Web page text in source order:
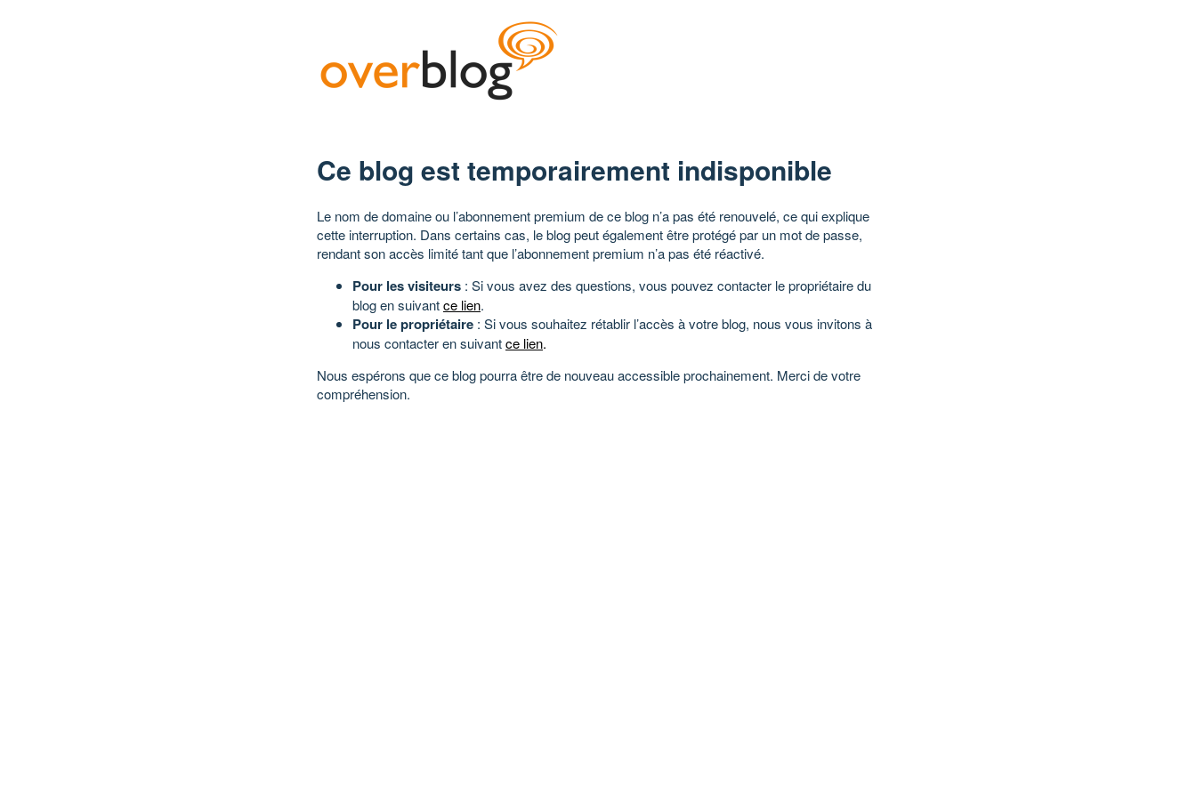
Ce blog est temporairement indisponible
Le nom de domaine ou l’abonnement premium de ce blog n’a pas été renouvelé, ce qui explique
cette interruption. Dans certains cas, le blog peut également être protégé par un mot de passe,
rendant son accès limité tant que l’abonnement premium n’a pas été réactivé.
Pour les visiteurs : Si vous avez des questions, vous pouvez contacter le propriétaire du
blog en suivantce lien.
Pour le propriétaire : Si vous souhaitez rétablir l’accès à votre blog, nous vous invitons à
nous contacter en suivantce lien.
Nous espérons que ce blog pourra être de nouveau accessible prochainement. Merci de votre
compréhension.